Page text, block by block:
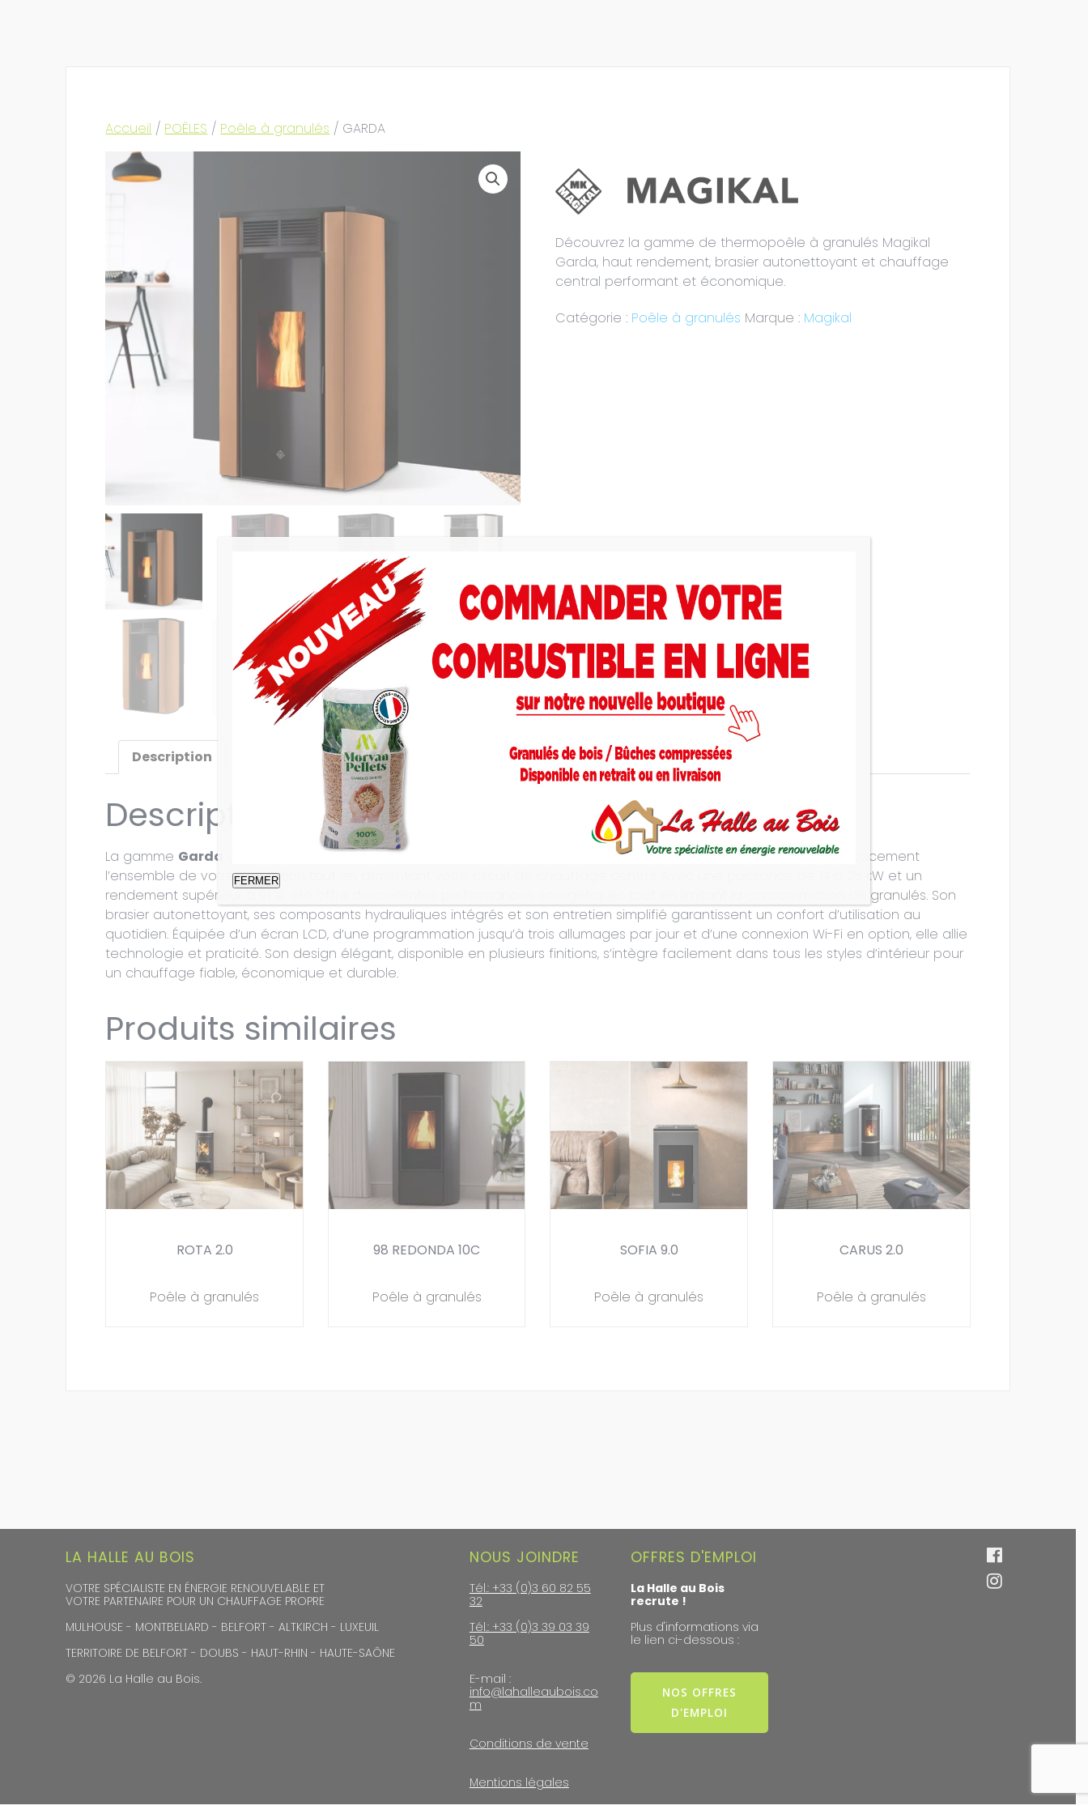
Accueil / POÊLES / Poêle à granulés / GARDA
Découvrez la gamme de thermopoêle à granulés Magikal
Garda, haut rendement, brasier autonettoyant et chauffage
central performant et économique.
Catégorie : Poêle à granulés Marque : Magikal
Description Informations complémentaires
Description
La gamme Garda
de Magikal est une gamme de thermopoêle à granulés (hydraulique) conçue pour chauffer efficacement
l’ensemble de votre habitation tout en alimentant votre circuit de chauffage central. Avec une puissance de 14 à 28 kW et un
rendement supérieur à 91 %, elle offre d’excellentes performances énergétiques tout en limitant la consommation de granulés. Son
brasier autonettoyant, ses composants hydrauliques intégrés et son entretien simplifié garantissent un confort d’utilisation au
quotidien. Équipée d’un écran LCD, d’une programmation jusqu’à trois allumages par jour et d’une connexion Wi-Fi en option, elle allie
technologie et praticité. Son design élégant, disponible en plusieurs finitions, s’intègre facilement dans tous les styles d’intérieur pour
un chauffage fiable, économique et durable.
Produits similaires
ROTA 2.0
Poêle à granulés
98 REDONDA 10C
Poêle à granulés
SOFIA 9.0
Poêle à granulés
CARUS 2.0
Poêle à granulés
LA HALLE AU BOIS
VOTRE SPÉCIALISTE EN ÉNERGIE RENOUVELABLE ET
VOTRE PARTENAIRE POUR UN CHAUFFAGE PROPRE
MULHOUSE - MONTBELIARD - BELFORT - ALTKIRCH - LUXEUIL
TERRITOIRE DE BELFORT - DOUBS - HAUT-RHIN - HAUTE-SAÔNE
© 2026 La Halle au Bois.
NOUS JOINDRE
Tél.: +33 (0)3 60 82 55
32
Tél.: +33 (0)3 39 03 39
50
E-mail :
info@lahalleaubois.co
m
Conditions de vente
Mentions légales
OFFRES D'EMPLOI
La Halle au Bois
recrute !
Plus d'informations via
le lien ci-dessous :
NOS OFFRES
D'EMPLOI
FERMER